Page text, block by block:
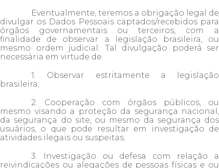
Eventualmente, teremos a obrigação legal de
divulgar os Dados Pessoais captados/recebidos para
órgãos governamentais ou terceiros, com a
finalidade de observar a legislação brasileira, ou
mesmo ordem judicial. Tal divulgação poderá ser
necessária em virtude de:
1. Observar estritamente a legislação
brasileira;
2. Cooperação com órgãos públicos, ou
mesmo visando a proteção da segurança nacional,
da segurança do site, ou mesmo da segurança dos
usuários, o que pode resultar em investigação de
atividades ilegais ou suspeitas;
3. Investigação ou defesa com relação a
reivindicações ou alegações de pessoas físicas e ou